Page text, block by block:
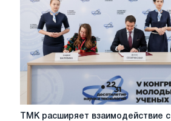
испытаний
трубной
продукции
TMK
TMK расширяет взаимодействие